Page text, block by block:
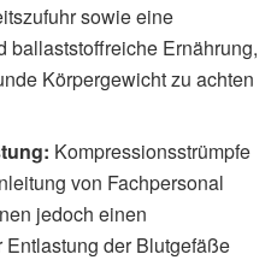
sowie eine
ballaststoffreiche Ernährung,
Körpergewicht zu achten
Kompressionsstrümpfe
von Fachpersonal
jedoch einen
der Blutgefäße